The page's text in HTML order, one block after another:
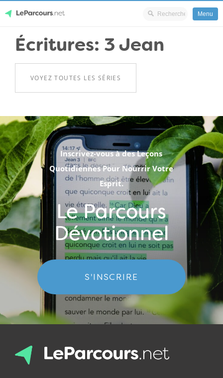
content
LeParcours.net
Menu
Écritures: 3 Jean
VOYEZ TOUTES LES SÉRIES
Inscrivez-vous à des Leçons
Quotidiennes Pour Nourrir Votre
Esprit.
Le Parcours
Dévotionnel
S'INSCRIRE